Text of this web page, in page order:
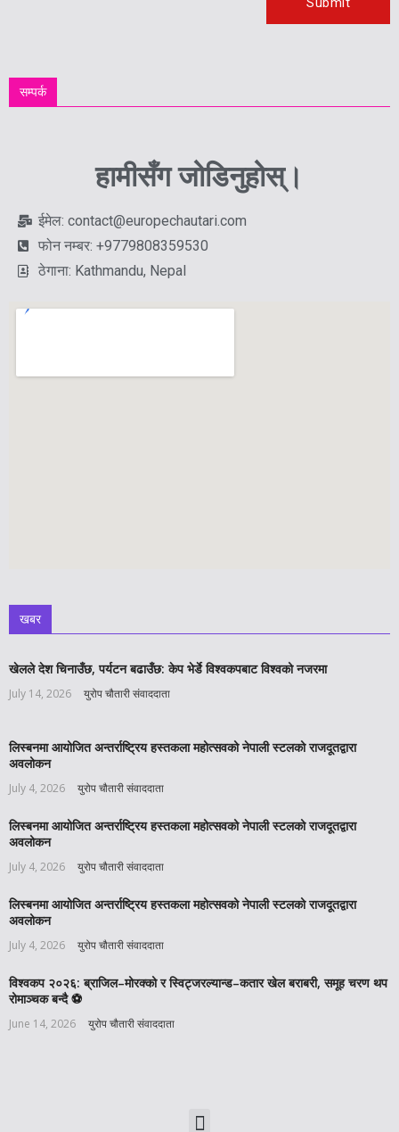
सम्पर्क
हामीसँग जोडिनुहोस्।
ईमेल: contact@europechautari.com
फोन नम्बर: +9779808359530
ठेगाना: Kathmandu, Nepal
खबर
खेलले देश चिनाउँछ, पर्यटन बढाउँछ: केप भेर्डे विश्वकपबाट विश्वको नजरमा
July 14, 2026 युरोप चौतारी संवाददाता
लिस्बनमा आयोजित अन्तर्राष्ट्रिय हस्तकला महोत्सवको नेपाली स्टलको राजदूतद्वारा
अवलोकन
July 4, 2026 युरोप चौतारी संवाददाता
लिस्बनमा आयोजित अन्तर्राष्ट्रिय हस्तकला महोत्सवको नेपाली स्टलको राजदूतद्वारा
अवलोकन
July 4, 2026 युरोप चौतारी संवाददाता
लिस्बनमा आयोजित अन्तर्राष्ट्रिय हस्तकला महोत्सवको नेपाली स्टलको राजदूतद्वारा
अवलोकन
July 4, 2026 युरोप चौतारी संवाददाता
विश्वकप २०२६: ब्राजिल–मोरक्को र स्विट्जरल्यान्ड–कतार खेल बराबरी, समूह चरण थप
रोमाञ्चक बन्दै ⚽️
June 14, 2026 युरोप चौतारी संवाददाता